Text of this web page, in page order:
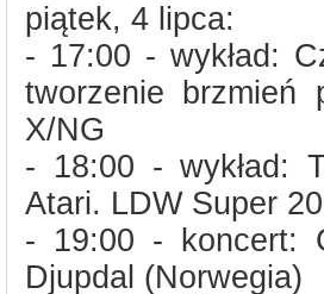
piątek, 4 lipca:
- 17:00 - wykład:
tworzenie brzmień
X/NG
- 18:00 - wykład:
Atari. LDW Super
- 19:00 - koncert:
Djupdal (Norwegia)